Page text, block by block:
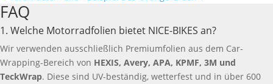
FAQ
1. Welche Motorradfolien bietet NICE-BIKES an?
Wir verwenden ausschließlich Premiumfolien aus dem Car-
Wrapping-Bereich von HEXIS, Avery, APA, KPMF, 3M und
TeckWrap. Diese sind UV-beständig, wetterfest und in über 600